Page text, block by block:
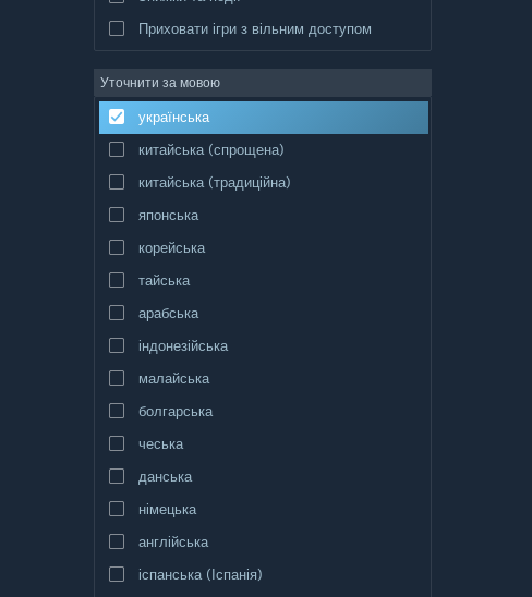
Приховати ігри з вільним доступом
Уточнити за мовою
українська
китайська (спрощена)
китайська (традиційна)
японська
корейська
тайська
арабська
індонезійська
малайська
болгарська
чеська
данська
німецька
англійська
іспанська (Іспанія)